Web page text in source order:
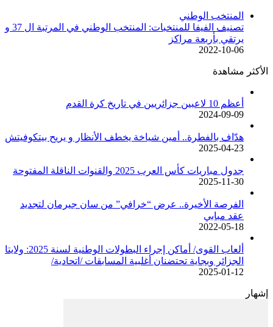
المنتخب الوطني
تصنيف الفيفا للمنتخبات: المنتخب الوطني في المرتبة ال 37 و
يرتقي بأربعة مراكز
2022-10-06
الأكثر مشاهدة
أعظم 10 لاعبين جزائريين في تاريخ كرة القدم
2024-09-09
هدّاف بالفطرة.. أمين شياخة يخطف الأنظار و يريح بيتكوفيتش
2025-04-23
جدول مباريات كأس العرب 2025 والقنوات الناقلة المفتوحة
2025-11-30
الفرصة الأخيرة.. عرض “خرافي” من سان جيرمان لتجديد
عقد مبابي
2022-05-18
ألعاب القوى/ أماكن إجراء البطولات الوطنية لسنة 2025: ولايتا
الجزائر وبجاية تحتضنان أغلبية المسابقات /اتحادية/
2025-01-12
إشهار